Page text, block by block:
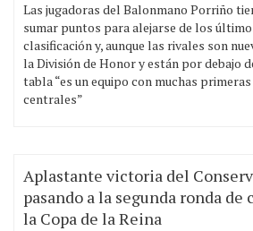
Las jugadoras del Balonmano Porriño
sumar puntos para alejarse de los
clasificación y, aunque las rivales son
la División de Honor y están por debajo
tabla “es un equipo con muchas
centrales”
Aplastante victoria del
pasando a la segunda ronda
la Copa de la Reina